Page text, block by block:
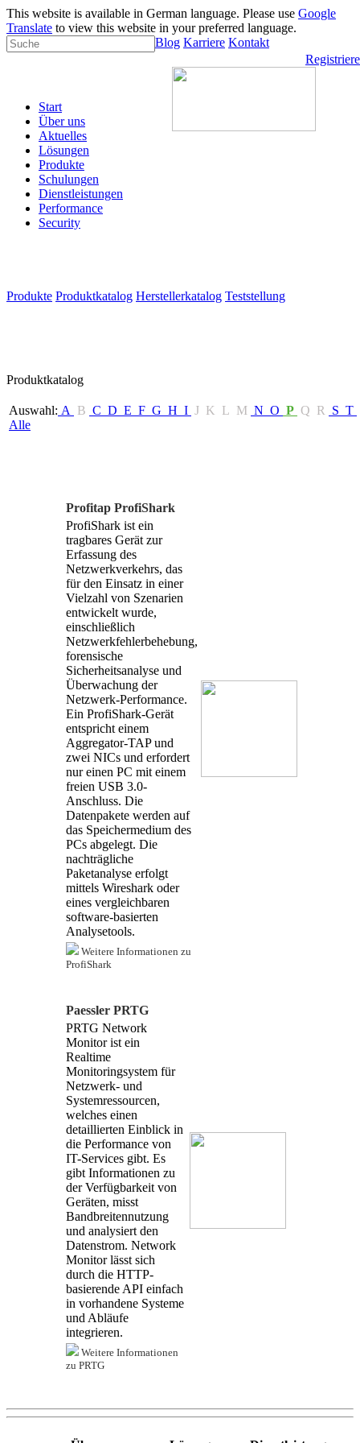
This website is available in German language. Please use Google
Translate to view this website in your preferred language.
Blog Karriere Kontakt
Start
Über uns
Aktuelles
Lösungen
Produkte
Schulungen
Dienstleistungen
Performance
Security
Produkte Produktkatalog Herstellerkatalog Teststellung
Produktkatalog
Auswahl: A B C D E F G H I J K L M N O P Q R S T
Alle
Profitap ProfiShark
ProfiShark ist ein
tragbares Gerät zur
Erfassung des
Netzwerkverkehrs, das
für den Einsatz in einer
Vielzahl von Szenarien
entwickelt wurde,
einschließlich
Netzwerkfehlerbehebung,
forensische
Sicherheitsanalyse und
Überwachung der
Netzwerk-Performance.
Ein ProfiShark-Gerät
entspricht einem
Aggregator-TAP und
zwei NICs und erfordert
nur einen PC mit einem
freien USB 3.0-
Anschluss. Die
Datenpakete werden auf
das Speichermedium des
PCs abgelegt. Die
nachträgliche
Paketanalyse erfolgt
mittels Wireshark oder
eines vergleichbaren
software-basierten
Analysetools.
Weitere Informationen zu
ProfiShark
Paessler PRTG
PRTG Network
Monitor ist ein
Realtime
Monitoringsystem für
Netzwerk- und
Systemressourcen,
welches einen
detaillierten Einblick in
die Performance von
IT-Services gibt. Es
gibt Informationen zu
der Verfügbarkeit von
Geräten, misst
Bandbreitennutzung
und analysiert den
Datenstrom. Network
Monitor lässt sich
durch die HTTP-
basierende API einfach
in vorhandene Systeme
und Abläufe
integrieren.
Weitere Informationen
zu PRTG